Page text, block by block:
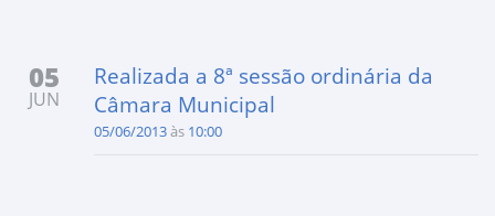
05
JUN
Realizada a 8ª sessão ordinária da
Câmara Municipal
05/06/2013às 10:00